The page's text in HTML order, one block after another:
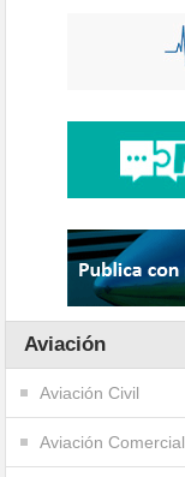
Aviación
Aviación Civil
Aviación Comercial